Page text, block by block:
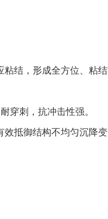
结，形成全方位、粘结
刺，抗冲击性强。
御结构不均匀沉降变